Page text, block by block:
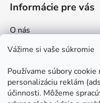
Vážime si vaše súkromie
Používame súbory
personalizáciu reklám
účinnosti. Môžeme
Informácie pre vás
O nás
Kontakt
Ako nakupovať
Obchodné podmienky